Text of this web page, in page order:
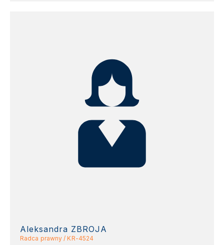
Aleksandra ZBROJA
Radca prawny / KR-4524